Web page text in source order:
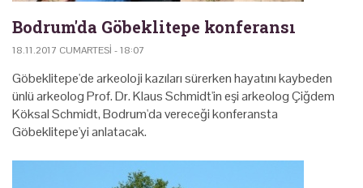
Bodrum'da Göbeklitepe konferansı
18.11.2017 CUMARTESI - 18:07
Göbeklitepe'de arkeoloji kazıları sürerken hayatını kaybeden
ünlü arkeolog Prof. Dr. Klaus Schmidt'in eşi arkeolog Çiğdem
Köksal Schmidt, Bodrum'da vereceği konferansta
Göbeklitepe'yi anlatacak.